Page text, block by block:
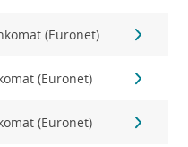
(Euronet)
(Euronet)
(Euronet)